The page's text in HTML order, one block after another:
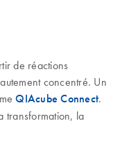
de réactions
concentré. Un
QIAcube Connect.
transformation, la